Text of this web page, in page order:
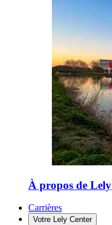
À propos de Lely
Carrières
Votre Lely Center